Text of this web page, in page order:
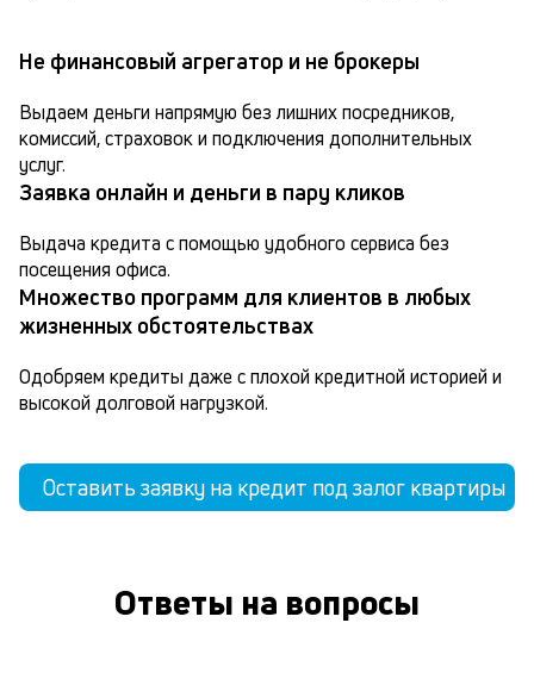
Не финансовый агрегатор и не брокеры
Выдаем деньги напрямую без лишних посредников,
комиссий, страховок и подключения дополнительных
услуг.
Заявка онлайн и деньги в пару кликов
Выдача кредита с помощью удобного сервиса без
посещения офиса.
Множество программ для клиентов в любых
жизненных обстоятельствах
Одобряем кредиты даже с плохой кредитной историей и
высокой долговой нагрузкой.
Оставить заявку на кредит под залог квартиры
Ответы на вопросы